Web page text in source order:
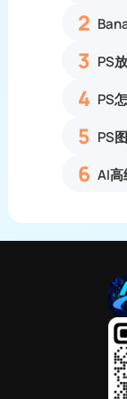
2
3
4
5
6